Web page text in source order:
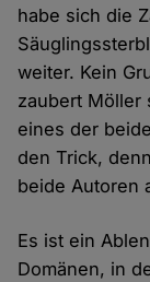
habe sich die
weiter. Kein
zaubert Möller
eines der
den Trick,
beide Autoren
Es ist ein
Domänen, in